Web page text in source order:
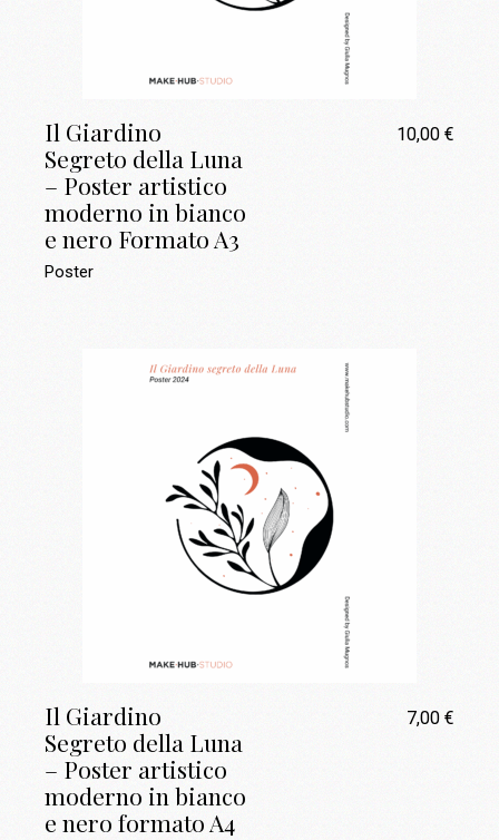
Il Giardino
Segreto della Luna
– Poster artistico
moderno in bianco
e nero Formato A3
10,00 €
Poster
Il Giardino
Segreto della Luna
– Poster artistico
moderno in bianco
e nero formato A4
7,00 €